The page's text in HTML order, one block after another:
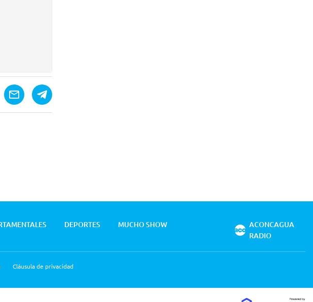
DEPORTES
MUCHO SHOW
Cláusula de privacidad
ACONCAGUA
RADIO